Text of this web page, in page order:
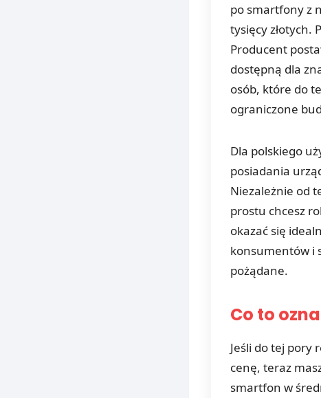
po smartfony z
tysięcy złotych.
Producent
dostępną dla
osób, które do
ograniczone
Dla polskiego
posiadania
Niezależnie od
prostu chcesz
okazać się
konsumentów i
pożądane.
Co to
Jeśli do tej pory
cenę, teraz
smartfon w